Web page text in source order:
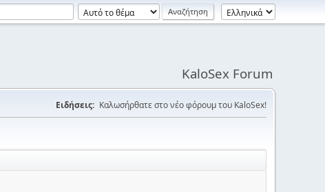
KaloSex Forum
Ειδήσεις: Καλωσήρθατε στο νέο φόρουμ του KaloSex!